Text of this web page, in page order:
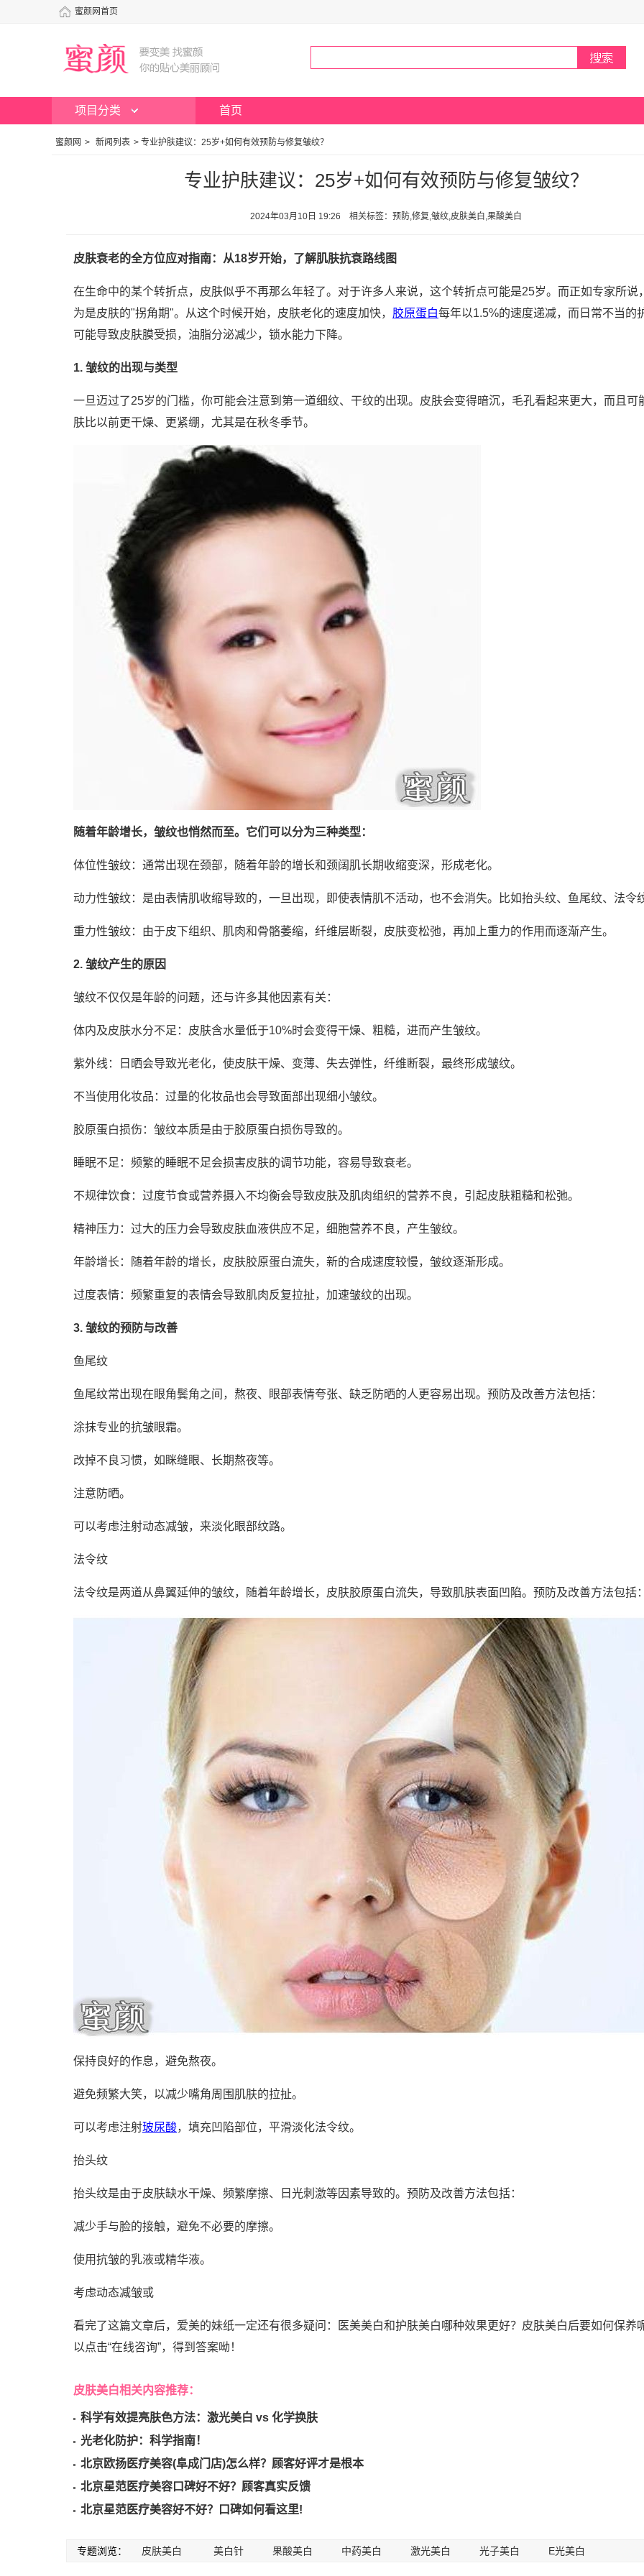
蜜颜网首页
项目分类 首页
蜜颜网 > 新闻列表 > 专业护肤建议：25岁+如何有效预防与修复皱纹？
专业护肤建议：25岁+如何有效预防与修复皱纹？
2024年03月10日 19:26 相关标签：预防,修复,皱纹,皮肤美白,果酸美白
皮肤衰老的全方位应对指南：从18岁开始，了解肌肤抗衰路线图
在生命中的某个转折点，皮肤似乎不再那么年轻了。对于许多人来说，这个转折点可能是25岁。而正如专家所说
为是皮肤的"拐角期"。从这个时候开始，皮肤老化的速度加快， 胶原蛋白每年以1.5%的速度递减，而日常不当的
可能导致皮肤膜受损，油脂分泌减少，锁水能力下降。
1. 皱纹的出现与类型
一旦迈过了25岁的门槛，你可能会注意到第一道细纹、干纹的出现。皮肤会变得暗沉，毛孔看起来更大，而且可
肤比以前更干燥、更紧绷，尤其是在秋冬季节。
随着年龄增长，皱纹也悄然而至。它们可以分为三种类型：
体位性皱纹：通常出现在颈部，随着年龄的增长和颈阔肌长期收缩变深，形成老化。
动力性皱纹：是由表情肌收缩导致的，一旦出现，即使表情肌不活动，也不会消失。比如抬头纹、鱼尾纹、法令
重力性皱纹：由于皮下组织、肌肉和骨骼萎缩，纤维层断裂，皮肤变松弛，再加上重力的作用而逐渐产生。
2. 皱纹产生的原因
皱纹不仅仅是年龄的问题，还与许多其他因素有关：
体内及皮肤水分不足：皮肤含水量低于10%时会变得干燥、粗糙，进而产生皱纹。
紫外线：日晒会导致光老化，使皮肤干燥、变薄、失去弹性，纤维断裂，最终形成皱纹。
不当使用化妆品：过量的化妆品也会导致面部出现细小皱纹。
胶原蛋白损伤：皱纹本质是由于胶原蛋白损伤导致的。
睡眠不足：频繁的睡眠不足会损害皮肤的调节功能，容易导致衰老。
不规律饮食：过度节食或营养摄入不均衡会导致皮肤及肌肉组织的营养不良，引起皮肤粗糙和松弛。
精神压力：过大的压力会导致皮肤血液供应不足，细胞营养不良，产生皱纹。
年龄增长：随着年龄的增长，皮肤胶原蛋白流失，新的合成速度较慢，皱纹逐渐形成。
过度表情：频繁重复的表情会导致肌肉反复拉扯，加速皱纹的出现。
3. 皱纹的预防与改善
鱼尾纹
鱼尾纹常出现在眼角鬓角之间，熬夜、眼部表情夸张、缺乏防晒的人更容易出现。预防及改善方法包括：
涂抹专业的抗皱眼霜。
改掉不良习惯，如眯缝眼、长期熬夜等。
注意防晒。
可以考虑注射动态减皱，来淡化眼部纹路。
法令纹
法令纹是两道从鼻翼延伸的皱纹，随着年龄增长，皮肤胶原蛋白流失，导致肌肤表面凹陷。预防及改善方法包括
保持良好的作息，避免熬夜。
避免频繁大笑，以减少嘴角周围肌肤的拉扯。
可以考虑注射玻尿酸，填充凹陷部位，平滑淡化法令纹。
抬头纹
抬头纹是由于皮肤缺水干燥、频繁摩擦、日光刺激等因素导致的。预防及改善方法包括：
减少手与脸的接触，避免不必要的摩擦。
使用抗皱的乳液或精华液。
考虑动态减皱或
看完了这篇文章后，爱美的妹纸一定还有很多疑问：医美美白和护肤美白哪种效果更好？皮肤美白后要如何保养
以点击“在线咨询”，得到答案呦！
皮肤美白相关内容推荐：
科学有效提亮肤色方法：激光美白 vs 化学换肤
光老化防护：科学指南！
北京欧扬医疗美容(阜成门店)怎么样？顾客好评才是根本
北京星范医疗美容口碑好不好？顾客真实反馈
北京星范医疗美容好不好？口碑如何看这里!
专题浏览： 皮肤美白 美白针 果酸美白 中药美白 激光美白 光子美白 E光美白